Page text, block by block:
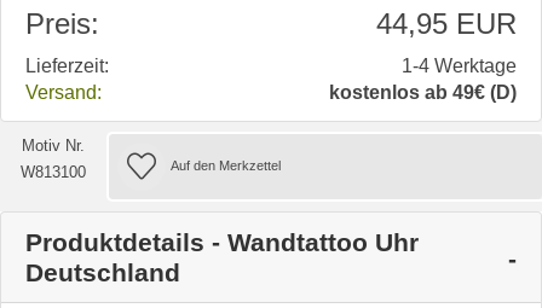
Preis: 44,95 EUR
Lieferzeit:
1-4 Werktage
Versand:
kostenlos ab 49€ (D)
Motiv Nr.
W813100
Produktdetails - Wandtattoo Uhr
Deutschland